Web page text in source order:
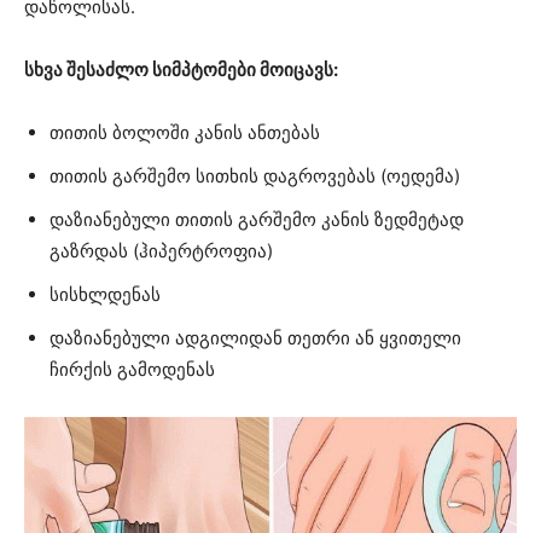
დაწოლისას.
სხვა შესაძლო სიმპტომები მოიცავს:
თითის ბოლოში კანის ანთებას
თითის გარშემო სითხის დაგროვებას (ოედემა)
დაზიანებული თითის გარშემო კანის ზედმეტად
გაზრდას (ჰიპერტროფია)
სისხლდენას
დაზიანებული ადგილიდან თეთრი ან ყვითელი
ჩირქის გამოდენას